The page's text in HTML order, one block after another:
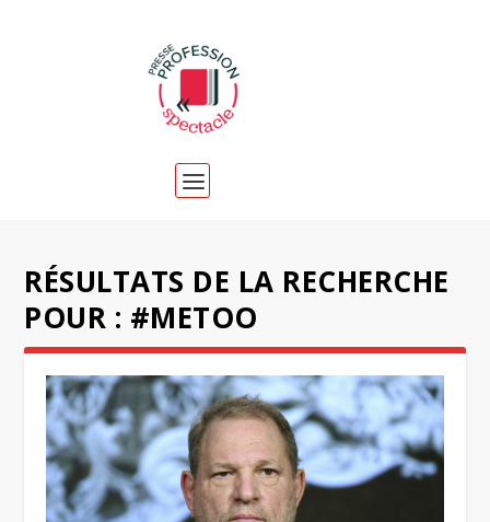
RÉSULTATS DE LA RECHERCHE
POUR : #METOO